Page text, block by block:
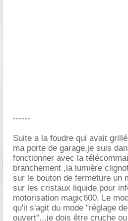
------
Suite a la foudre qui avait
ma porte de garage,je suis
fonctionner avec la
branchement ,la lumière
sur le bouton de fermeture un
sur les cristaux liquide.pour
motorisation magic600. Le
qu'il s'agit du mode "réglage
ouvert"...je dois être cruche